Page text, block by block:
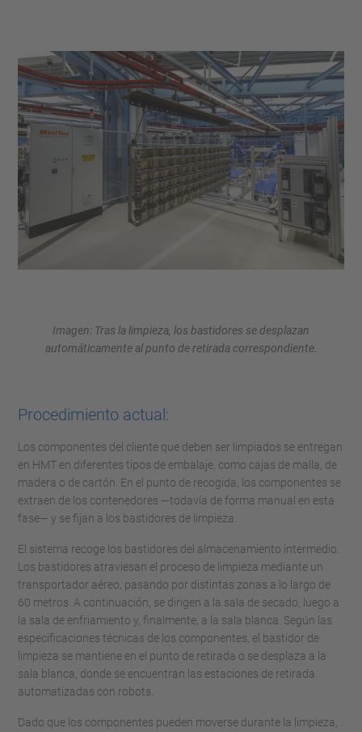
Imagen: Tras la limpieza, los bastidores se desplazan
automáticamente al punto de retirada correspondiente.
Procedimiento actual:
Los componentes del cliente que deben ser limpiados se entregan
en HMT en diferentes tipos de embalaje, como cajas de malla, de
madera o de cartón. En el punto de recogida, los componentes se
extraen de los contenedores —todavía de forma manual en esta
fase— y se fijan a los bastidores de limpieza.
El sistema recoge los bastidores del almacenamiento intermedio.
Los bastidores atraviesan el proceso de limpieza mediante un
transportador aéreo, pasando por distintas zonas a lo largo de
60 metros. A continuación, se dirigen a la sala de secado, luego a
la sala de enfriamiento y, finalmente, a la sala blanca. Según las
especificaciones técnicas de los componentes, el bastidor de
limpieza se mantiene en el punto de retirada o se desplaza a la
sala blanca, donde se encuentran las estaciones de retirada
automatizadas con robots.
Dado que los componentes pueden moverse durante la limpieza,